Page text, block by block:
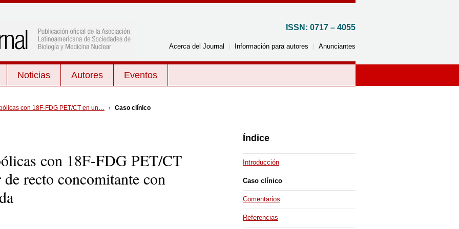
ISSN: 0717 – 4055
Acerca del Journal Información para autores Anunciantes
de
Por tema
Inflamación e infección Radioprotección
Canadá
Colombia
Costa Rica
Jordania
Noticias Autores Eventos
con 18F-FDG PET/CT en un… › Caso clínico
con 18F-FDG PET/CT
de recto concomitante con
Índice
Introducción
Caso clínico
Comentarios
Referencias